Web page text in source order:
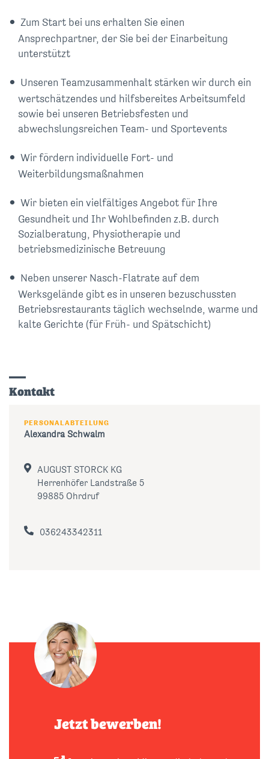
Zum Start bei uns erhalten Sie einen
Ansprechpartner, der Sie bei der Einarbeitung
unterstützt
Unseren Teamzusammenhalt stärken wir durch ein
wertschätzendes und hilfsbereites Arbeitsumfeld
sowie bei unseren Betriebsfesten und
abwechslungsreichen Team- und Sportevents
Wir fördern individuelle Fort- und
Weiterbildungsmaßnahmen
Wir bieten ein vielfältiges Angebot für Ihre
Gesundheit und Ihr Wohlbefinden z.B. durch
Sozialberatung, Physiotherapie und
betriebsmedizinische Betreuung
Neben unserer Nasch-Flatrate auf dem
Werksgelände gibt es in unseren bezuschussten
Betriebsrestaurants täglich wechselnde, warme und
kalte Gerichte (für Früh- und Spätschicht)
Kontakt
PERSONALABTEILUNG
Alexandra Schwalm
AUGUST STORCK KG
Herrenhöfer Landstraße 5
99885 Ohrdruf
036243342311
Jetzt bewerben!